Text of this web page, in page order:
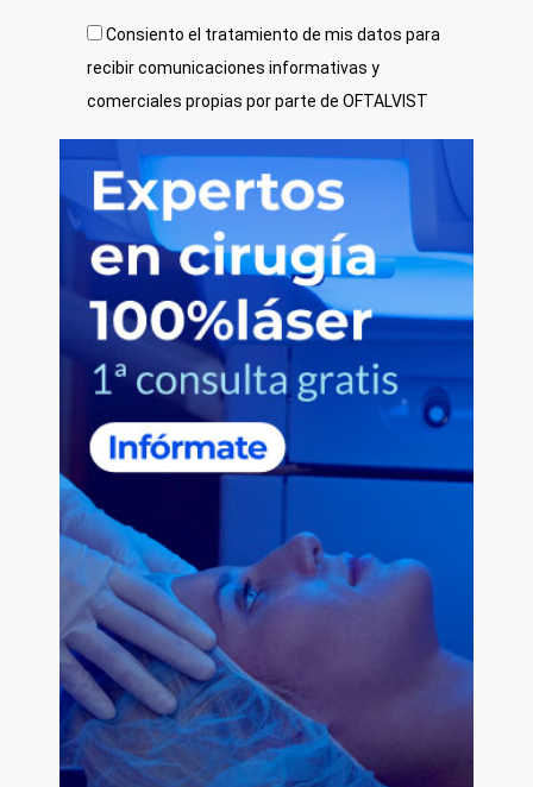
Consiento el tratamiento de mis datos para
recibir comunicaciones informativas y
comerciales propias por parte de OFTALVIST